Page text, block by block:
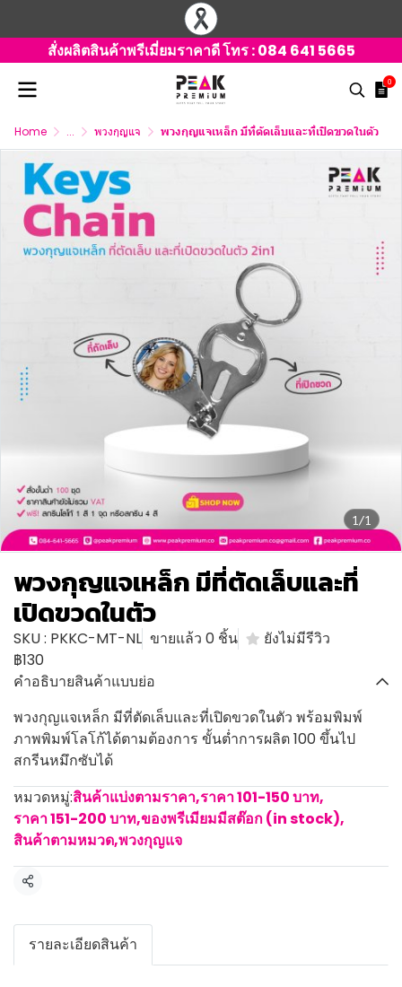
สั่งผลิตสินค้าพรีเมี่ยมราคาดี โทร :084 641 5665
0
Home ... พวงกุญแจ พวงกุญแจเหล็ก มีที่ตัดเล็บและที่เปิดขวดในตัว
1/1
พวงกุญแจเหล็ก มีที่ตัดเล็บและที่
เปิดขวดในตัว
SKU : PKKC-MT-NL ขายแล้ว 0 ชิ้น
ยังไม่มีรีวิว
฿130
คำอธิบายสินค้าแบบย่อ
พวงกุญแจเหล็ก มีที่ตัดเล็บและที่เปิดขวดในตัว พร้อมพิมพ์
ภาพพิมพ์โลโก้ได้ตามต้องการ ขั้นต่ำการผลิต 100 ขึ้นไป
สกรีนหมึกซับได้
หมวดหมู่:สินค้าแบ่งตามราคา,ราคา 101-150 บาท,
ราคา 151-200 บาท,ของพรีเมียมมีสต๊อก (in stock),
สินค้าตามหมวด,พวงกุญแจ
แชร์
รายละเอียดสินค้า